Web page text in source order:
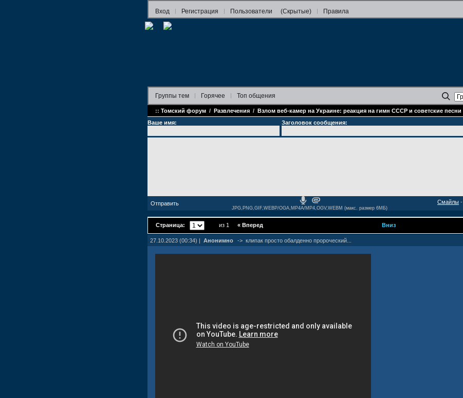
Вход Регистрация Пользователи (Скрытые) Правила
Группы тем Горячее Топ общения
:: Томский форум / Развлечения / Взлом веб-камер на Украине: реакция на гимн СССР и советские песни
Ваше имя:
Заголовок сообщения:
-
Смайлы
JPG,PNG,GIF,WEBP/OGA,MP4A/MP4,OGV,WEBM (макс. размер 6МБ)
Страница: из 1 « Вперед Вниз
27.10.2023 (00:34) | Анонимно -> клипак просто обалденно пророческий...